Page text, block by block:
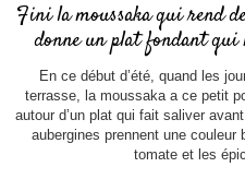
Fini la moussaka qui rend
donne un plat fondant qui
En ce début d’été, quand les
terrasse, la moussaka a ce petit
autour d’un plat qui fait saliver
aubergines prennent une
tomate et les